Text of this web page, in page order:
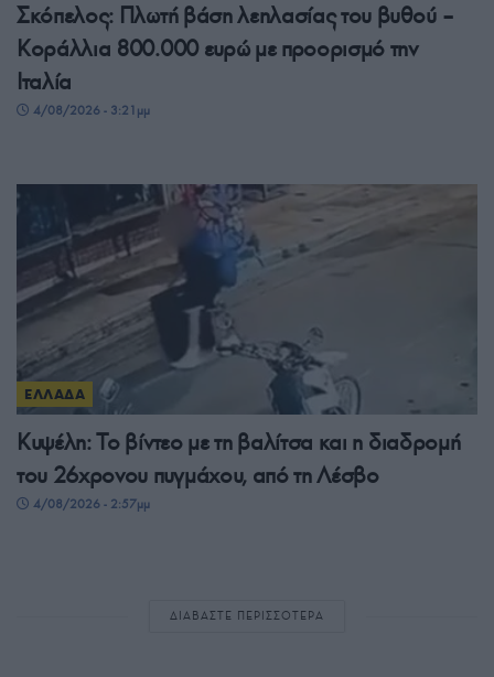
Σκόπελος: Πλωτή βάση λεηλασίας του βυθού –
Κοράλλια 800.000 ευρώ με προορισμό την
Ιταλία
4/08/2026 - 3:21μμ
ΕΛΛΑΔΑ
Κυψέλη: Το βίντεο με τη βαλίτσα και η διαδρομή
του 26χρονου πυγμάχου, από τη Λέσβο
4/08/2026 - 2:57μμ
ΔΙΑΒΑΣΤΕ ΠΕΡΙΣΣΟΤΕΡΑ